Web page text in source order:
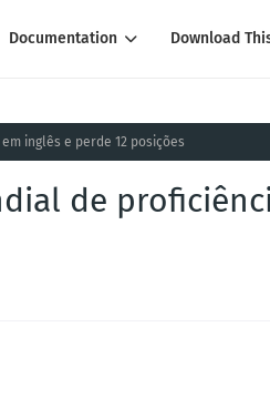
Documentation Download
inglês e perde 12 posições
de